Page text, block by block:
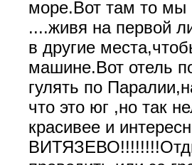
море.Вот там то мы
....живя на первой
в другие
машине.Вот отель
гулять по
что это юг ,но так
красивее и